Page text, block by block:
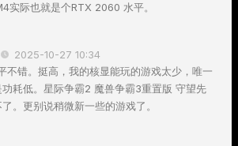
实际也就是个RTX 2060 水平。
2025-10-27 10:34
不错。挺高，我的核显能玩的游戏太少，唯一
耗低。星际争霸2 魔兽争霸3重置版 守望先
。更别说稍微新一些的游戏了。